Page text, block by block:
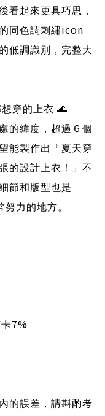
看起來更具巧思，
同色調刺繡icon
低調識別，完整大
穿的上衣 🌊
的緯度，超過６個
能製作出「夏天穿
的設計上衣！」不
節和版型也是
力的地方。
7%
的誤差，請斟酌考